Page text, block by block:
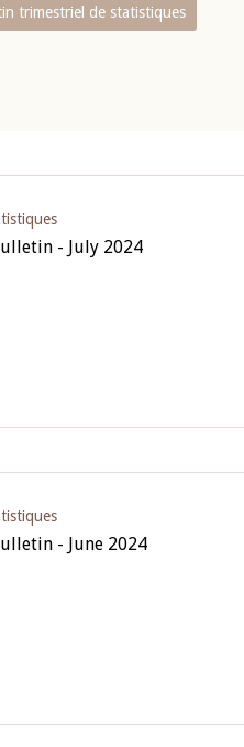
trimestriel de statistiques
- July 2024
- June 2024